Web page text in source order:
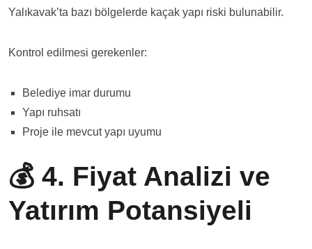
Yalıkavak’ta bazı bölgelerde kaçak yapı riski bulunabilir.
Kontrol edilmesi gerekenler:
Belediye imar durumu
Yapı ruhsatı
Proje ile mevcut yapı uyumu
💰 4. Fiyat Analizi ve
Yatırım Potansiyeli